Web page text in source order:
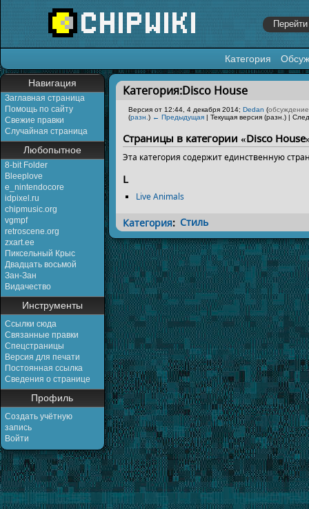
Категория
Навигация
Заглавная страница
Помощь по сайту
Свежие правки
Случайная страница
Любопытное
8-bit Folder
Bleeplove
e_nintendocore
idpixel.ru
chipmusic.org
vgmpf
retroscene.org
zxart.ee
Пиксельный Крыс
Двадцать восьмой
Зан-Зан
Видачество
Инструменты
Ссылки сюда
Связанные правки
Спецстраницы
Версия для печати
Постоянная ссылка
Сведения о странице
Профиль
Создать учётную
запись
Войти
Перейти к:навигация,поиск
Категория:Disco House
Версия от 12:44, 4 декабря 2014; Dedan (обсуждение
(разн. ) ← Предыдущая | Текущая версия (разн.) |
Страницы в категории «Disco
Эта категория содержит единственную
L
Live Animals
Категория: Стиль